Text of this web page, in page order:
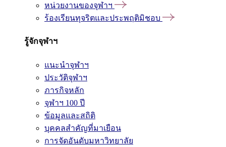
หน่วยงานของจุฬาฯ
ร้องเรียนทุจริตและประพฤติมิชอบ
รู้จักจุฬาฯ
แนะนำจุฬาฯ
ประวัติจุฬาฯ
ภารกิจหลัก
จุฬาฯ 100 ปี
ข้อมูลและสถิติ
บุคคลสำคัญที่มาเยือน
การจัดอันดับมหาวิทยาลัย